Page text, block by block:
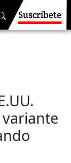
Suscríbete